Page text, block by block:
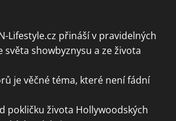
Lifestyle.cz přináší v pravidelných
světa showbyznysu a ze života
je věčné téma, které není fádní
pokličku života Hollywoodských